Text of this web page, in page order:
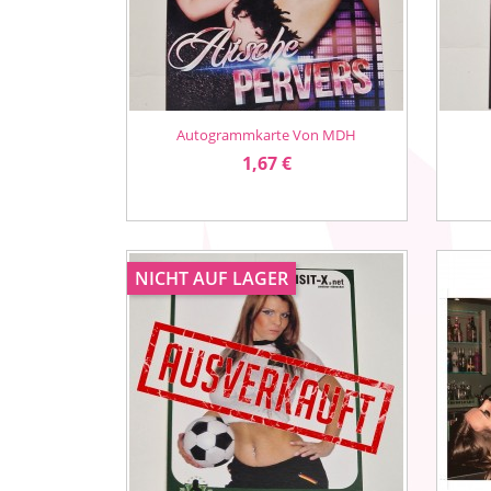
Autogrammkarte Von MDH
Preis
1,67 €
Vorschau
NICHT AUF LAGER